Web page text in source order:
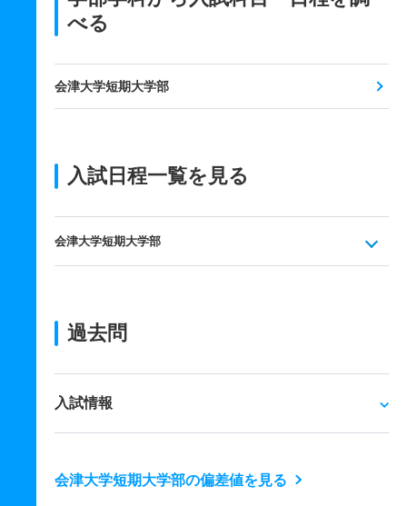
べる
会津大学短期大学部
入試日程一覧を見る
会津大学短期大学部
過去問
入試情報
会津大学短期大学部の偏差値を見る